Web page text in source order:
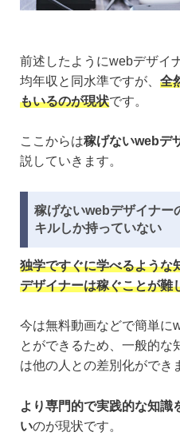
前述したようにwebデザイ
均年収と同水準ですが、 全
もいるのが現状です。
ここからは稼げないwebデ
説していきます。
稼げないwebデザイナ
キルしか持っていない
独学ですぐに学べるような
デザイナーは稼ぐことが難
今は無料動画などで簡単に
とができるため、一般的な
は他の人との差別化ができ
より専門的で実践的な知識
いのが現状です。